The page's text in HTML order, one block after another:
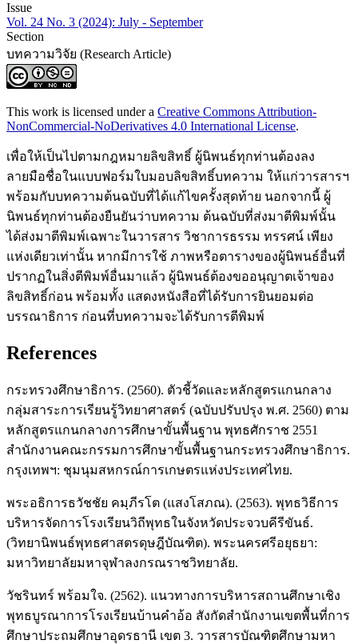
Issue
Vol. 24 No. 3 (2024): July - September
Section
บทความวิจัย (Research Article)
This work is licensed under a Creative Commons Attribution-
NonCommercial-NoDerivatives 4.0 International License.
เพื่อให้เป็นไปตามกฎหมายลิขสิทธิ์ ผู้นิพนธ์ทุกท่านต้องลง
ลายมือชื่อในแบบฟอร์มใบมอบลิขสิทธิ์บทความ ให้แก่วารสารฯ
พร้อมกับบทความต้นฉบับที่ได้แก้ไขครั้งสุดท้าย นอกจากนี้ ผู้
นิพนธ์ทุกท่านต้องยืนยันว่าบทความ ต้นฉบับที่ส่งมาตีพิมพ์นั้น
ได้ส่งมาตีพิมพ์เฉพาะในวารสาร วิชาการธรรม ทรรศน์ เพียง
แห่งเดียวเท่านั้น หากมีการใช้ ภาพหรือตารางของผู้นิพนธ์อื่นที่
ปรากฏในสิ่งตีพิมพ์อื่นมาแล้ว ผู้นิพนธ์ต้องขออนุญาตเจ้าของ
ลิขสิทธิ์ก่อน พร้อมทั้ง แสดงหนังสือที่ได้รับการยินยอมต่อ
บรรณาธิการ ก่อนที่บทความจะได้รับการตีพิมพ์
References
กระทรวงศึกษาธิการ. (2560). ตัวชี้วัดและหลักสูตรแกนกลาง
กลุ่มสาระการเรียนรู้วิทยาศาสตร์ (ฉบับปรับปรุง พ.ศ. 2560) ตาม
หลักสูตรแกนกลางการศึกษาขั้นพื้นฐาน พุทธศักราช 2551
สำนักงานคณะกรรมการศึกษาขั้นพื้นฐานกระทรวงศึกษาธิการ.
กรุงเทพฯ: ชุมนุมสหกรณ์การเกษตรแห่งประเทศไทย.
พระอธิการธวัชชัย คมฺภีรโต (แสงโสภณ). (2563). พุทธวิธีการ
บริหารจัดการโรงเรียนวิถีพุทธในจังหวัดประจวบคีรีขันธ์.
(วิทยานิพนธ์พุทธศาสตรดุษฎีบัณฑิต). พระนครศรีอยุธยา:
มหาวิทยาลัยมหาจุฬาลงกรณราชวิทยาลัย.
วัชรินทร์ พร้อมใจ. (2562). แนวทางการบริหารสถานศึกษาเชิง
พุทธบูรณาการโรงเรียนบ้านคำอ้อ สังกัดสำนักงานเขตพื้นที่การ
ศึกษาประถมศึกษาอุดรธานี เขต 3. วารสารบัณฑิตศึกษามหา